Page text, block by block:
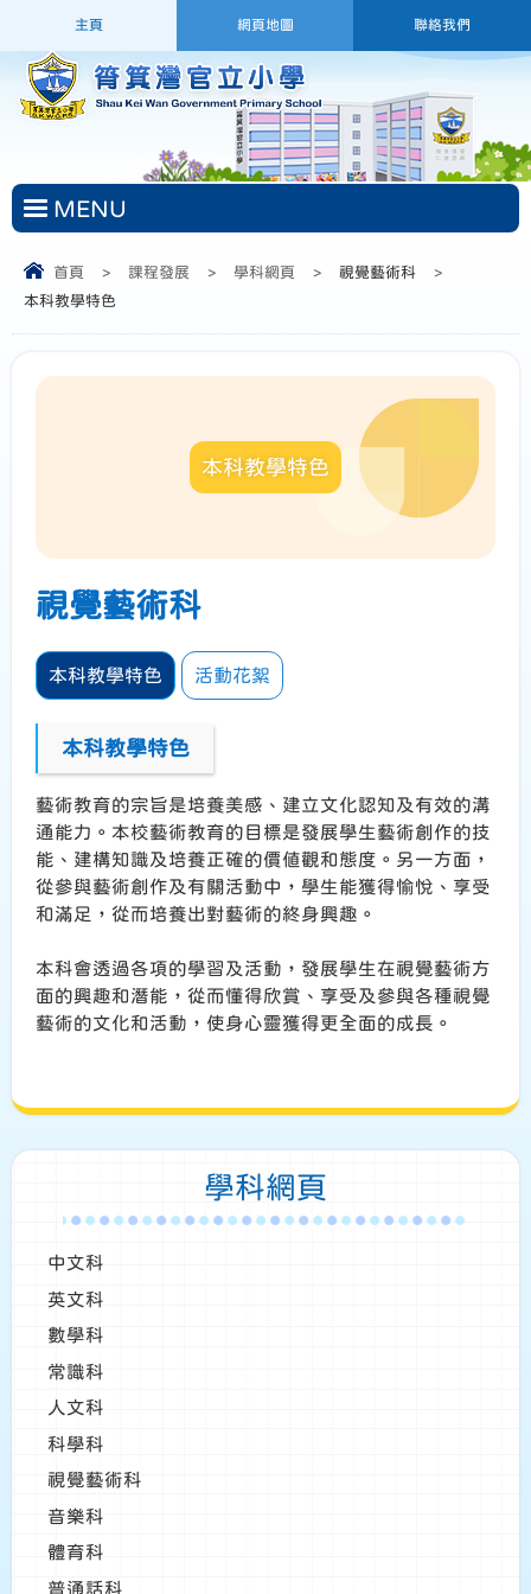
主頁 網頁地圖 聯絡我們
MENU
首頁 > 課程發展 > 學科網頁 > 視覺藝術科
>
本科教學特色
本科教學特色
視覺藝術科
本科教學特色 活動花絮
本科教學特色
藝術教育的宗旨是培養美感、建立文化認知及有效的溝
通能力。本校藝術教育的目標是發展學生藝術創作的技
能、建構知識及培養正確的價值觀和態度。另一方面，
從參與藝術創作及有關活動中，學生能獲得愉悅、享受
和滿足，從而培養出對藝術的終身興趣。
本科會透過各項的學習及活動，發展學生在視覺藝術方
面的興趣和潛能，從而懂得欣賞、享受及參與各種視覺
藝術的文化和活動，使身心靈獲得更全面的成長。
學科網頁
中文科
英文科
數學科
常識科
人文科
科學科
視覺藝術科
音樂科
體育科
普通話科